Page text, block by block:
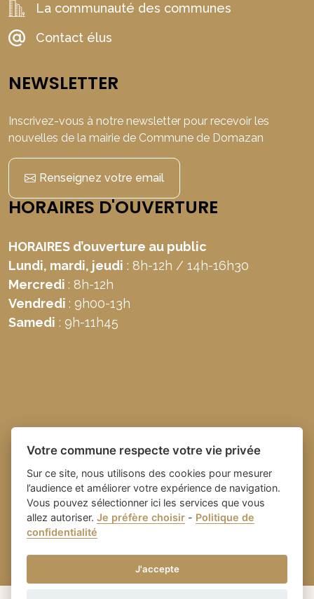
La communauté des communes
Contact élus
NEWSLETTER
Inscrivez-vous à notre newsletter pour recevoir les
nouvelles de la mairie de Commune de Domazan
Renseignez votre email
HORAIRES D'OUVERTURE
HORAIRES d’ouverture au public
Lundi, mardi, jeudi : 8h-12h / 14h-16h30
Mercredi : 8h-12h
Vendredi : 9h00-13h
Samedi : 9h-11h45
Place du village la solution web
et appli des collectivités
- Commune de
-
Gestion des cookies
Votre commune respecte votre vie privée
Sur ce site, nous utilisons des cookies pour mesurer
l’audience et améliorer votre expérience de navigation.
Vous pouvez sélectionner ici les services que vous
allez autoriser.Je préfère choisir - Politique de
confidentialité
J'accepte